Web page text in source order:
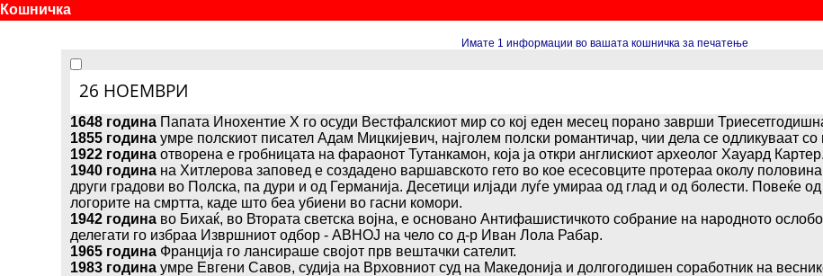
Кошничка
Имате 1 информации во вашата кошничка за печатење
26 НОЕМВРИ
1648 година Папата Инохентие X го осуди Вестфалскиот мир со кој еден месец порано заврши
1855година умре полскиот писател Адам Мицкијевич, најголем полски романтичар, чии дела се одликуваат со
1922година отворена е гробницата на фараонот Тутанкамон, која ја откри англискиот археолог Хауард Картер.
1940година на Хитлерова заповед е создадено варшавското гето во кое есесовците протераа околу
други градови во Полска, па дури и од Германија. Десетици илјади луѓе умираа од глад и од болести. Повеќе
логорите на смртта, каде што беа убиени во гасни комори.
1942година во Бихаќ, во Втората светска војна, е основано Антифашистичкото собрание на народното
делегати го избраа Извршниот одбор - АВНОЈ на чело со д-р Иван Лола Рабар.
1965година Франција го лансираше својот прв вештачки сателит.
1983година умре Евгени Савов, судија на Врховниот суд на Македонија и долгогодишен соработник на